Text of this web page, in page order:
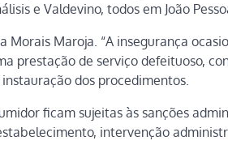
e Valdevino, todos em João
Maroja. “A insegurança
prestação de serviço defeituoso,
dos procedimentos.
ficam sujeitas às sanções
intervenção